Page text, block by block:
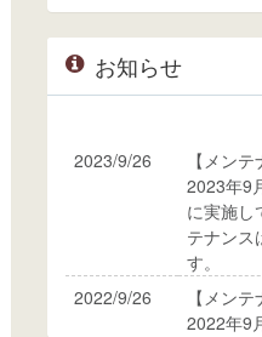
お知らせ
2023/9/26
【メン
2023年9
に実施し
テナンス
す。
2022/9/26
【メン
2022年9